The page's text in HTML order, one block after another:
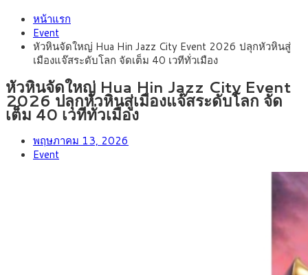
หน้าแรก
Event
หัวหินจัดใหญ่ Hua Hin Jazz City Event 2026 ปลุกหัวหินสู่
เมืองแจ๊สระดับโลก จัดเต็ม 40 เวทีทั่วเมือง
หัวหินจัดใหญ่ Hua Hin Jazz City Event
2026 ปลุกหัวหินสู่เมืองแจ๊สระดับโลก จัด
เต็ม 40 เวทีทั่วเมือง
พฤษภาคม 13, 2026
Event